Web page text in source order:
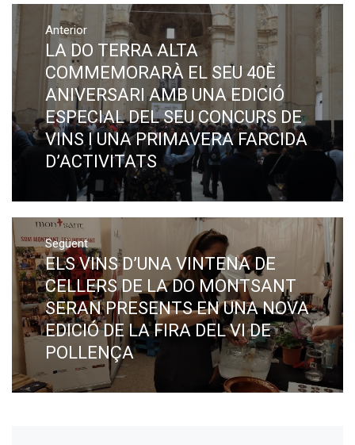
Navegació
d'entrades
Anterior
Previous
post:
LA DO TERRA ALTA
COMMEMORARÀ EL SEU 40È
ANIVERSARI AMB UNA EDICIÓ
ESPECIAL DEL SEU CONCURS DE
VINS I UNA PRIMAVERA FARCIDA
D’ACTIVITATS
Següent
Next
post:
ELS VINS D’UNA VINTENA DE
CELLERS DE LA DO MONTSANT
SERAN PRESENTS EN UNA NOVA
EDICIÓ DE LA FIRA DEL VI DE
POLLENÇA